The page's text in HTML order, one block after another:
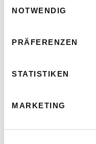
NOTWENDIG
PRÄFERENZEN
STATISTIKEN
MARKETING